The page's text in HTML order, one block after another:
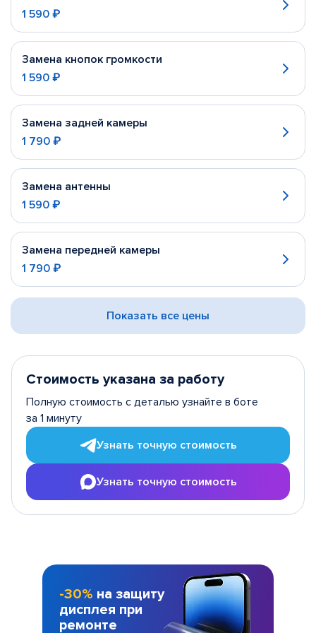
1 590 ₽
Замена кнопок громкости
1 590 ₽
Замена задней камеры
1 790 ₽
Замена антенны
1 590 ₽
Замена передней камеры
1 790 ₽
Показать все цены
Стоимость указана за работу
Полную стоимость с деталью узнайте в боте
за 1 минуту
Узнать точную стоимость
Узнать точную стоимость
-30% на защиту
дисплея при
ремонте